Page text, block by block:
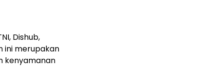
Dishub,
ini merupakan
kenyamanan